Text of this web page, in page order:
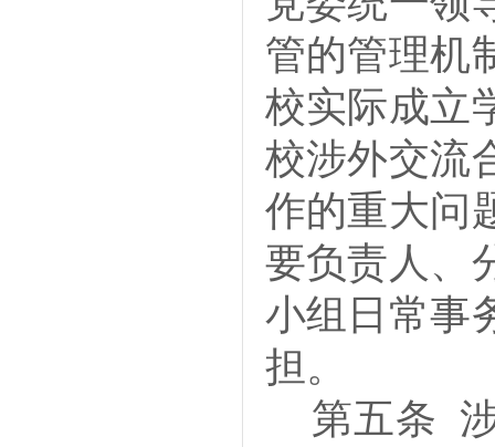
管的管理机
校实际成立
校涉外交流
作的重大问
要负责人、
小组日常事
担。
第五条